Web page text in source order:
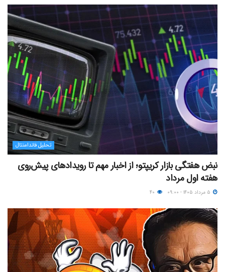
تحلیل فاندامنتال
نبض هفتگی بازار کریپتو؛ از اخبار مهم تا رویدادهای پیش‌روی
هفته اول مرداد